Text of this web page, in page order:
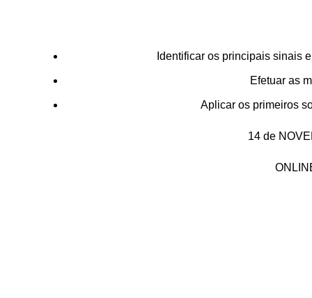
Identificar os principais sinais
Efetuar as
Aplicar os primeiros
14 de